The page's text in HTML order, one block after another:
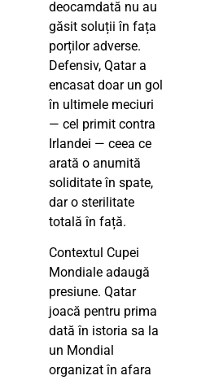
deocamdată nu au
găsit soluții în fața
porților adverse.
Defensiv, Qatar a
encasat doar un gol
în ultimele meciuri
— cel primit contra
Irlandei — ceea ce
arată o anumită
soliditate în spate,
dar o sterilitate
totală în față.
Contextul Cupei
Mondiale adaugă
presiune. Qatar
joacă pentru prima
dată în istoria sa la
un Mondial
organizat în afara